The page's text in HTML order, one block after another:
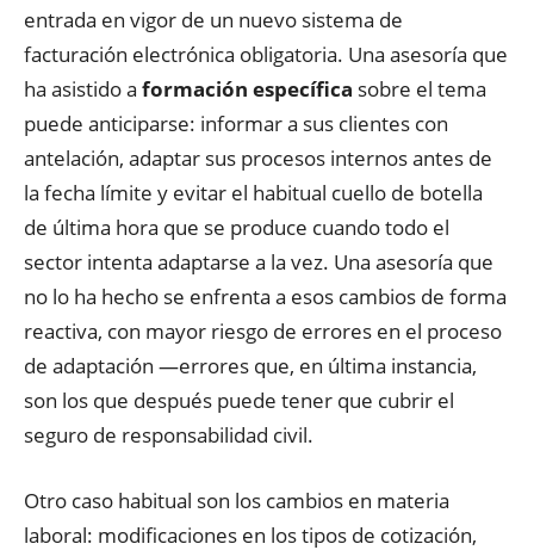
entrada en vigor de un nuevo sistema de
facturación electrónica obligatoria. Una asesoría que
ha asistido a formación específica sobre el tema
puede anticiparse: informar a sus clientes con
antelación, adaptar sus procesos internos antes de
la fecha límite y evitar el habitual cuello de botella
de última hora que se produce cuando todo el
sector intenta adaptarse a la vez. Una asesoría que
no lo ha hecho se enfrenta a esos cambios de forma
reactiva, con mayor riesgo de errores en el proceso
de adaptación —errores que, en última instancia,
son los que después puede tener que cubrir el
seguro de responsabilidad civil.
Otro caso habitual son los cambios en materia
laboral: modificaciones en los tipos de cotización,